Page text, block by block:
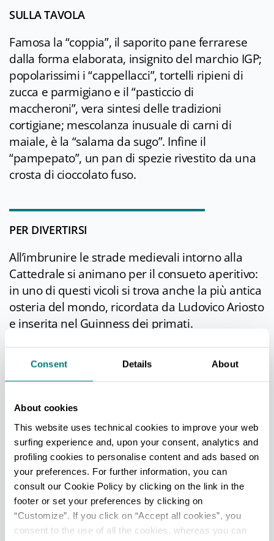
Consent Details About
About cookies
This website uses technical cookies to improve your web
surfing experience and, upon your consent, analytics and
profiling cookies to personalise content and ads based on
your preferences. For further information, you can
consult our Cookie Policy by clicking on the link in the
footer or set your preferences by clicking on
“Customize”. If you click on “Accept all cookies”, you
consent to the use of all the cookies, whereas you can
SULLA TAVOLA
Famosa la “coppia”, il saporito pane ferrarese
dalla forma elaborata, insignito del marchio IGP;
popolarissimi i “cappellacci”, tortelli ripieni di
zucca e parmigiano e il “pasticcio di
maccheroni”, vera sintesi delle tradizioni
cortigiane; mescolanza inusuale di carni di
maiale, è la “salama da sugo”. Infine il
“pampepato”, un pan di spezie rivestito da una
crosta di cioccolato fuso.
PER DIVERTIRSI
All’imbrunire le strade medievali intorno alla
Cattedrale si animano per il consueto aperitivo:
in uno di questi vicoli si trova anche la più antica
osteria del mondo, ricordata da Ludovico Ariosto
e inserita nel Guinness dei primati.
PER TENERSI IN FORMA
Lemuracittadine sono il “parco” preferito dai
ferraresi per fare jogging: nove chilometri quasi
ininterrotti da percorrere sul terrapieno, tra il
verde di tigli e platani e il rosso dei mattoni della
cortina.
Per chi preferisce la bicicletta l’ideale è il circuito
alla base delle mura, che può essere prolungato
fino alla ciclabile “Destra Po” con un percorso